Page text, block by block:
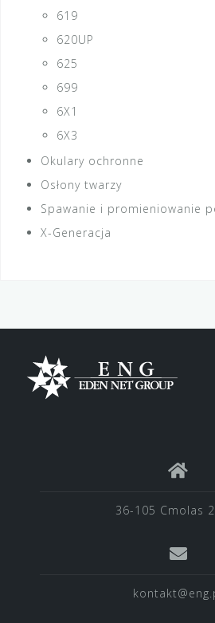
619
620UP
625
699
6X1
6X3
Okulary ochronne
Osłony twarzy
Spawanie i promieniowanie
X-Generacja
36-105 Cmolas